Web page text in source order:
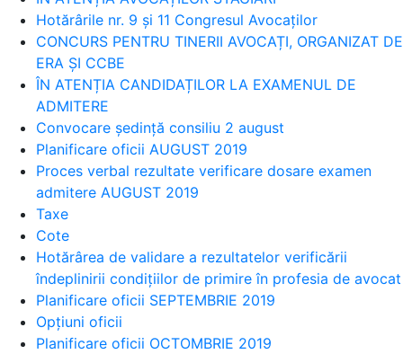
Hotărârile nr. 9 și 11 Congresul Avocaților
CONCURS PENTRU TINERII AVOCAȚI, ORGANIZAT DE
ERA ȘI CCBE
ÎN ATENȚIA CANDIDAȚILOR LA EXAMENUL DE
ADMITERE
Convocare ședință consiliu 2 august
Planificare oficii AUGUST 2019
Proces verbal rezultate verificare dosare examen
admitere AUGUST 2019
Taxe
Cote
Hotărârea de validare a rezultatelor verificării
îndeplinirii condițiilor de primire în profesia de avocat
Planificare oficii SEPTEMBRIE 2019
Opțiuni oficii
Planificare oficii OCTOMBRIE 2019